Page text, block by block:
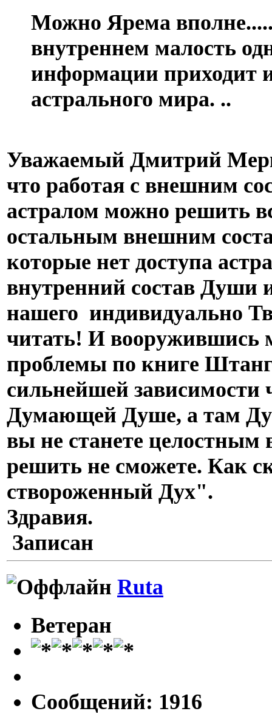
Можно Ярема
внутреннем малость
информации приходит
астрального мира. ..
Уважаемый Дмитрий
что работая с внешним
астралом можно решить
остальным внешним
которые нет доступа
внутренний состав Души
нашего индивидуально
читать! И вооружившись
проблемы по книге
сильнейшей зависимости
Думающей Душе, а там
вы не станете целостным
решить не сможете. Как
створоженный Дух".
Здравия.
Записан
Ruta
Ветеран
Сообщений: 1916